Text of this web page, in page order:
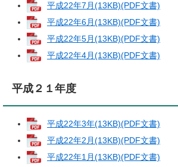
平成22年7月(13KB)(PDF文書)
平成22年6月(13KB)(PDF文書)
平成22年5月(13KB)(PDF文書)
平成22年4月(13KB)(PDF文書)
平成２１年度
平成22年3年(13KB)(PDF文書)
平成22年2月(13KB)(PDF文書)
平成22年1月(13KB)(PDF文書)